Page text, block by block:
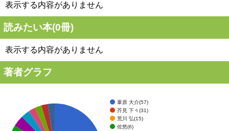
表示する内容がありません
読みたい本(0冊)
表示する内容がありません
著者グラフ
葦原 大介(57)
芥見 下々(31)
荒川 弘(15)
佐悠(6)